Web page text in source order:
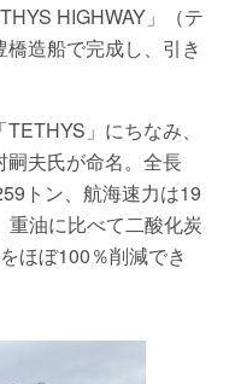
HIGHWAY」（テ
造船で完成し、引き
」にちなみ、
嗣夫氏が命名。全長
トン、航海速力は19
重油に比べて二酸化炭
ほぼ100％削減でき